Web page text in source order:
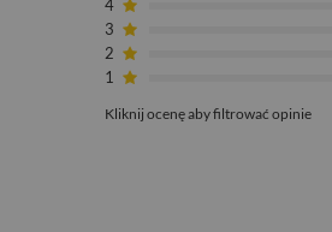
4
3
2
1
Kliknij ocenę aby filtrować opinie